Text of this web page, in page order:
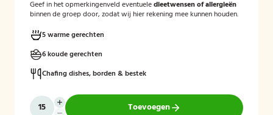
Geef in het opmerkingenveld eventueledieetwensen of allergieën
binnen de groep door, zodat wij hier rekening mee kunnen houden.
5 warme gerechten
6 koude gerechten
Chafing dishes, borden & bestek
Toevoegen